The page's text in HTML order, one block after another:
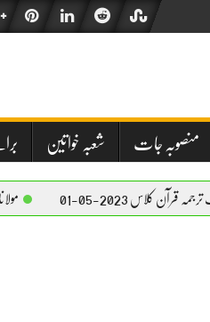
منصوبہ جات شعبہ خواتین
مولانا ابوبکر حنیف ترجمہ